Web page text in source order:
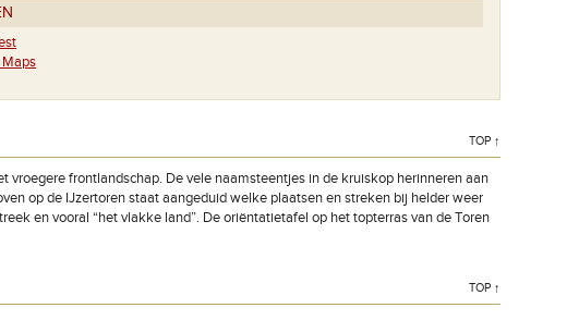
TOP ↑
frontlandschap. De vele naamsteentjes in de kruiskop herinneren aan
op de IJzertoren staat aangeduid welke plaatsen en streken bij helder weer
en vooral “het vlakke land”. De oriëntatietafel op het topterras van de Toren
TOP ↑